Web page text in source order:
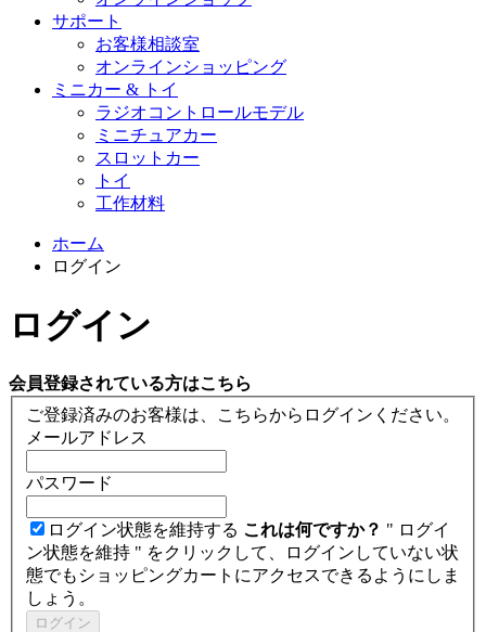
サポート
お客様相談室
オンラインショッピング
ミニカー & トイ
ラジオコントロールモデル
ミニチュアカー
スロットカー
トイ
工作材料
ホーム
ログイン
ログイン
会員登録されている方はこちら
ご登録済みのお客様は、こちらからログインください。
メールアドレス
パスワード
ログイン状態を維持する これは何ですか？ " ログイ
ン状態を維持 " をクリックして、ログインしていない状
態でもショッピングカートにアクセスできるようにしま
しょう。
ログイン